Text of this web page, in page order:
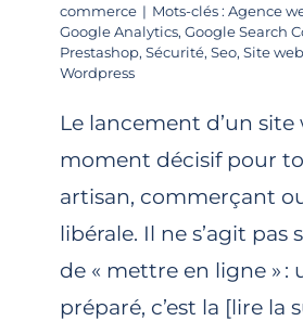
commerce | Mots-clés : Agence
Google Analytics, Google Search
Prestashop, Sécurité, Seo, Site web
Wordpress
Le lancement d’un site
moment décisif pour
artisan, commerçant
libérale. Il ne s’agit
de « mettre en ligne » :
préparé, c’est la [lire la